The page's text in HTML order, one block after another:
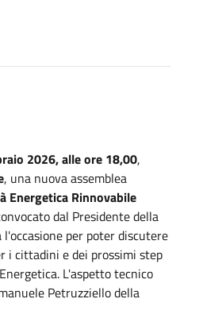
2026, alle ore 18,00,
, una nuova assemblea
Energetica Rinnovabile
dal Presidente della
l'occasione per poter discutere
i cittadini e dei prossimi step
L'aspetto tecnico
Petruzziello della